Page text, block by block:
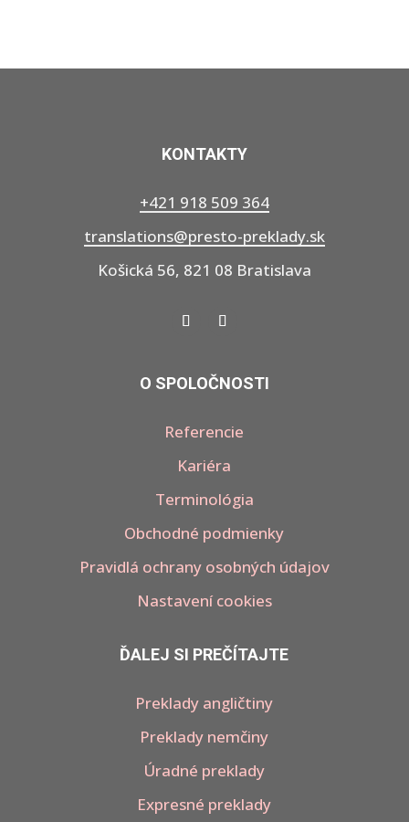
KONTAKTY
+421 918 509 364
translations@presto-preklady.sk
Košická 56, 821 08 Bratislava
O SPOLOČNOSTI
Referencie
Kariéra
Terminológia
Obchodné podmienky
Pravidlá ochrany osobných údajov
Nastavení cookies
ĎALEJ SI PREČÍTAJTE
Preklady angličtiny
Preklady nemčiny
Úradné preklady
Expresné preklady